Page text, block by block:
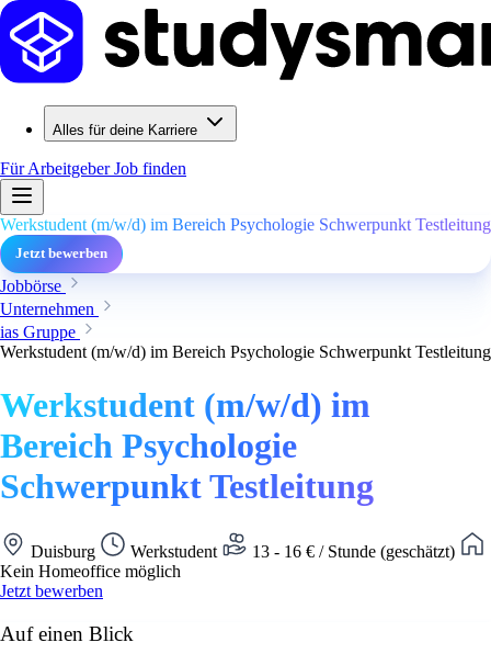
Alles für deine Karriere
Für ArbeitgeberJob finden
Werkstudent (m/w/d) im Bereich Psychologie Schwerpunkt Testleitung
Jetzt bewerben
Jobbörse
Unternehmen
ias Gruppe
Werkstudent (m/w/d) im Bereich Psychologie Schwerpunkt Testleitung
Werkstudent (m/w/d) im
Bereich Psychologie
Schwerpunkt Testleitung
Duisburg Werkstudent
13 - 16 € / Stunde (geschätzt)
Kein Homeoffice möglich
Jetzt bewerben
Auf einen Blick